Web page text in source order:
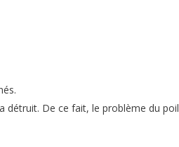
détruit. De ce fait, le problème du poil